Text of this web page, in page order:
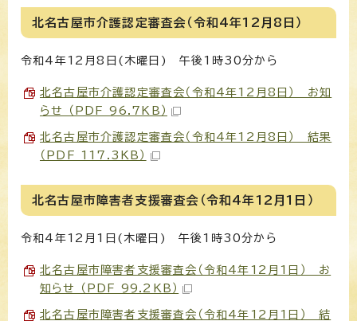
北名古屋市介護認定審査会（令和4年12月8日）
令和4年12月8日(木曜日) 午後1時30分から
北名古屋市介護認定審査会（令和4年12月8日） お知
らせ （PDF 96.7KB）
北名古屋市介護認定審査会（令和4年12月8日） 結果
（PDF 117.3KB）
北名古屋市障害者支援審査会（令和4年12月1日）
令和4年12月1日(木曜日) 午後1時30分から
北名古屋市障害者支援審査会（令和4年12月1日） お
知らせ （PDF 99.2KB）
北名古屋市障害者支援審査会（令和4年12月1日） 結